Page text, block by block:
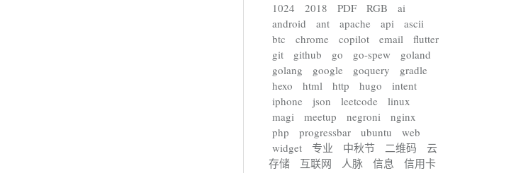
1024 2018 PDF RGB
ai
android
ant apache api
ascii
btc
chrome copilot email
flutter
git
github go go-spew
goland
golang
google goquery
gradle
hexo
html http hugo
intent
iphone
json leetcode
linux
magi
meetup negroni
nginx
php
progressbar ubuntu
web
widget
专业 中秋节 二维码
云
存储
互联网 人脉 信息
信用卡